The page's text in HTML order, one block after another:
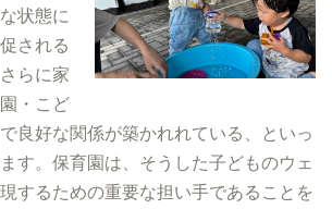
状態に
される
らに家
・こど
良好な関係が築かれれている、といっ
す。保育園は、そうした子どものウェ
するための重要な担い手であることを